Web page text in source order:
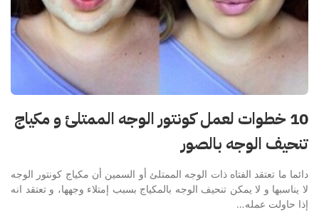
10 خطوات لعمل كونتور الوجه الممتلئ و مكياج
تنحيف الوجه بالصور
دائما ما تعتقد الفتاه ذات الوجه الممتلئ أو السمين أن مكياج كونتور الوجه
لا يناسبها و لا يمكن تنحيف الوجه بالمكياج بسبب إمتلاء وجهها، و تعتقد انه
إذا حاولت عمله…